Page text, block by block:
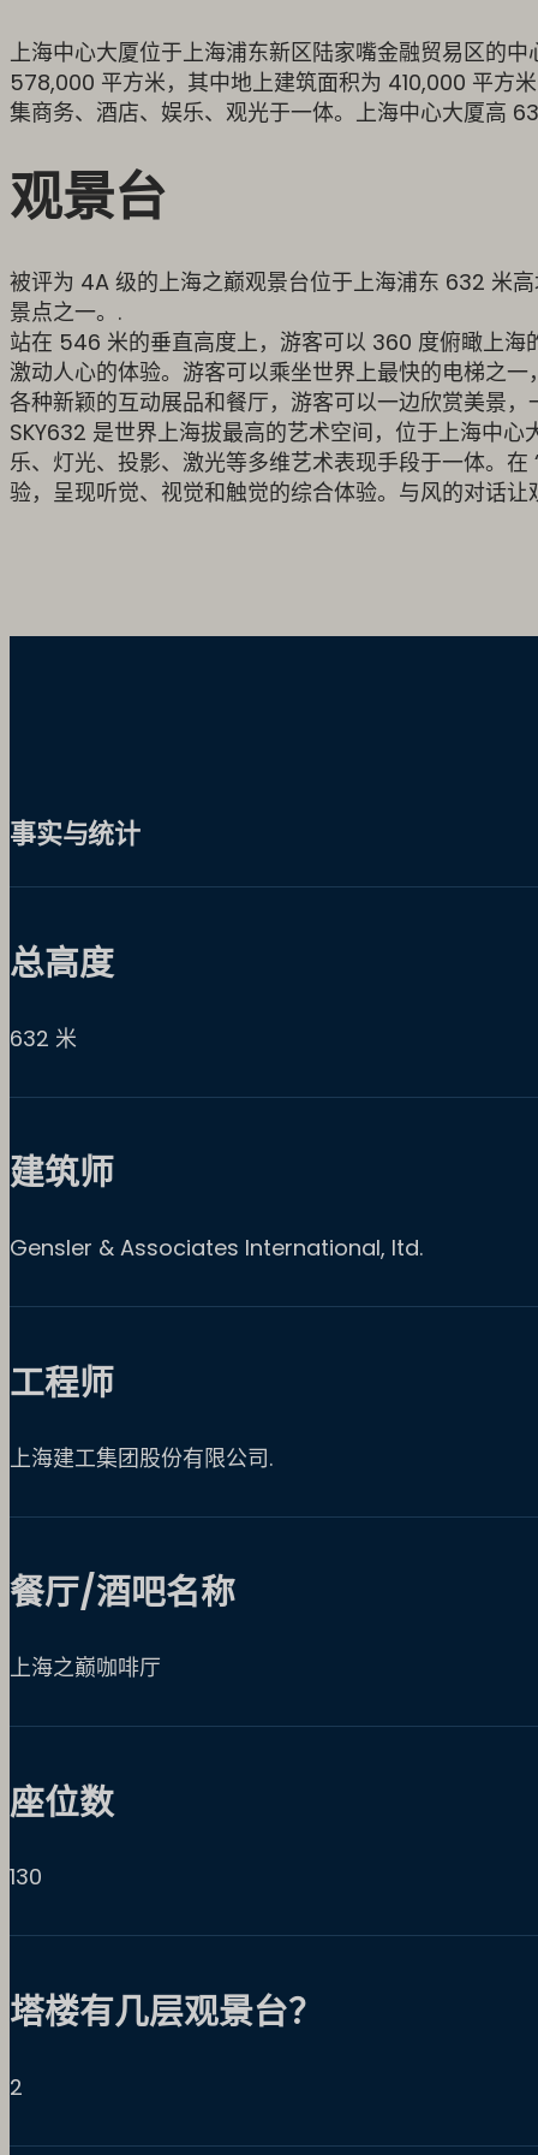
上海中心大厦位于上海浦东新区陆家嘴金融贸易区的
578,000 平方米，其中地上建筑面积为 410,000 平方
集商务、酒店、娱乐、观光于一体。上海中心大厦高
观景台
被评为 4A 级的上海之巅观景台位于上海浦东 632 米
景点之一。.
站在 546 米的垂直高度上，游客可以 360 度俯瞰上
激动人心的体验。游客可以乘坐世界上最快的电梯之
各种新颖的互动展品和餐厅，游客可以一边欣赏美景，
SKY632 是世界上海拔最高的艺术空间，位于上海中
乐、灯光、投影、激光等多维艺术表现手段于一体。
验，呈现听觉、视觉和触觉的综合体验。与风的对话
事实与统计
总高度
632 米
建筑师
Gensler & Associates International, ltd.
工程师
上海建工集团股份有限公司.
餐厅/酒吧名称
上海之巅咖啡厅
座位数
130
塔楼有几层观景台？
2